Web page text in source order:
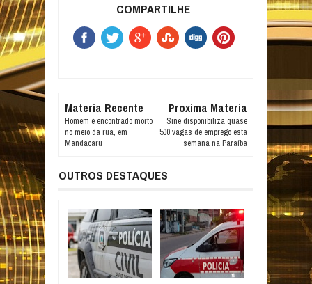
COMPARTILHE
Materia Recente
Homem é encontrado morto
no meio da rua, em
Mandacaru
Proxima Materia
Sine disponibiliza quase
500 vagas de emprego esta
semana na Paraíba
OUTROS DESTAQUES